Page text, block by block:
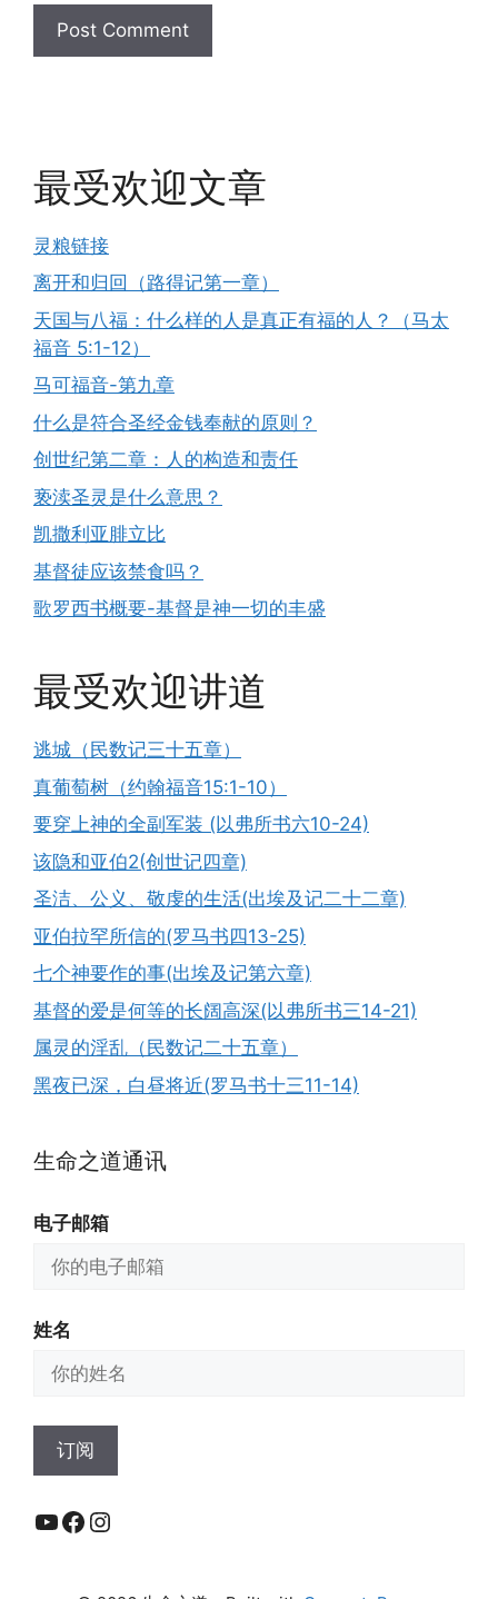
最受欢迎文章
灵粮链接
离开和归回（路得记第一章）
天国与八福：什么样的人是真正有福的人？（马太
福音 5:1-12）
马可福音-第九章
什么是符合圣经金钱奉献的原则？
创世纪第二章：人的构造和责任
亵渎圣灵是什么意思？
凯撒利亚腓立比
基督徒应该禁食吗？
歌罗西书概要-基督是神一切的丰盛
最受欢迎讲道
逃城（民数记三十五章）
真葡萄树（约翰福音15:1-10）
要穿上神的全副军装 (以弗所书六10-24)
该隐和亚伯2(创世记四章)
圣洁、公义、敬虔的生活(出埃及记二十二章)
亚伯拉罕所信的(罗马书四13-25)
七个神要作的事(出埃及记第六章)
基督的爱是何等的长阔高深(以弗所书三14-21)
属灵的淫乱（民数记二十五章）
黑夜已深，白昼将近(罗马书十三11-14)
生命之道通讯
电子邮箱
姓名
YouTube
Facebook
Instagram